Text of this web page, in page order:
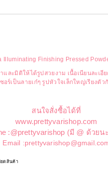
Illuminating Finishing Pressed
และมิติให้ได้รูปสวยงาม เนื้อเนียนละ
อร์เป็นลายเก๋ๆ รูปหัวใจเล็กใหญ่เรียงตัว
สนใจสั่งซื้อได้ที่
www.prettyvarishop.com
:@prettyvarishop (มี @ ด้วยน
Email